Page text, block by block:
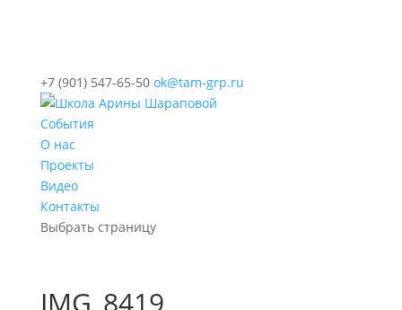
+7 (901) 547-65-50 ok@tam-grp.ru
События
О нас
Проекты
Видео
Контакты
Выбрать страницу
IMG_8419